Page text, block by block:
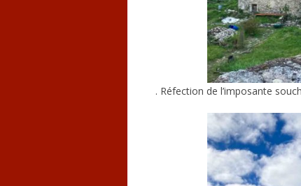
. Réfection de l’imposante